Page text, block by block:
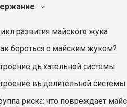
развития майского жука
бороться с майским жуком?
дыхательной системы
выделительной системы
риска: что повреждает